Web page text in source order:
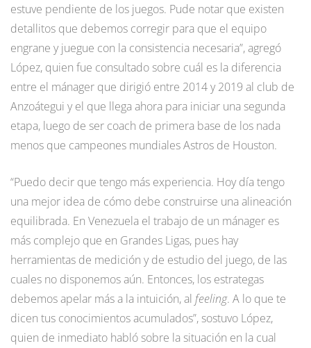
estuve pendiente de los juegos. Pude notar que existen
detallitos que debemos corregir para que el equipo
engrane y juegue con la consistencia necesaria”, agregó
López, quien fue consultado sobre cuál es la diferencia
entre el mánager que dirigió entre 2014 y 2019 al club de
Anzoátegui y el que llega ahora para iniciar una segunda
etapa, luego de ser coach de primera base de los nada
menos que campeones mundiales Astros de Houston.
“Puedo decir que tengo más experiencia. Hoy día tengo
una mejor idea de cómo debe construirse una alineación
equilibrada. En Venezuela el trabajo de un mánager es
más complejo que en Grandes Ligas, pues hay
herramientas de medición y de estudio del juego, de las
cuales no disponemos aún. Entonces, los estrategas
debemos apelar más a la intuición, al feeling. A lo que te
dicen tus conocimientos acumulados”, sostuvo López,
quien de inmediato habló sobre la situación en la cual